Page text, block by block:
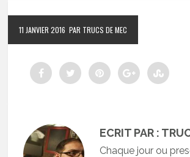
11 JANVIER 2016 PAR TRUCS DE MEC
ECRIT PAR :
Chaque jour ou